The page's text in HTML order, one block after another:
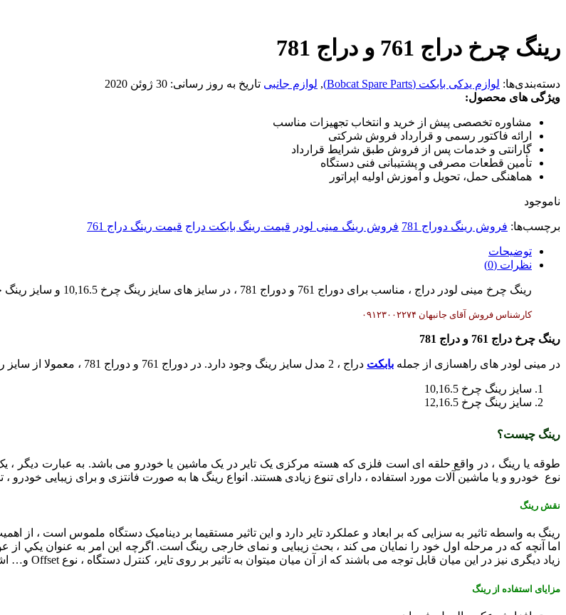
رینگ چرخ دراج 761 و دراج 781
دسته‌بندی‌ها: لوازم یدکی بابکت (Bobcat Spare Parts) , لوازم جانبی تاریخ به روز رسانی: 30 ژوئن 2020
ویژگی های محصول:
مشاوره تخصصی پیش از خرید و انتخاب تجهیزات مناسب
ارائه فاکتور رسمی و قرارداد فروش شرکتی
گارانتی و خدمات پس از فروش طبق شرایط قرارداد
تأمین قطعات مصرفی و پشتیبانی فنی دستگاه
هماهنگی حمل، تحویل و آموزش اولیه اپراتور
ناموجود
برچسب‌ها: فروش رینگ دوراج 781 فروش رینگ مینی لودر قیمت رینگ بابکت دراج قیمت رینگ دراج 761
توضیحات
نظرات (0)
رینگ چرخ مینی لودر دراج ، مناسب برای دوراج 761 و دوراج 781 ، در سایز های سایز رینگ چرخ 10,16.5 و سایز رینگ چرخ 12,16.5
کارشناس فروش آقای جانبهان ۰۹۱۲۳۰۰۲۲۷۴
رینگ چرخ دراج 761 و دراج 781
در مینی لودر های راهسازی از جمله بابکت دراج ، 2 مدل سایز رینگ وجود دارد. در دوراج 761 و دوراج 781 ، معمولا از سایز رینگ های زیر استفاده می شود :
سایز رینگ چرخ 10,16.5
سایز رینگ چرخ 12,16.5
رینگ چیست؟
طوقه یا رینگ ، در واقع حلقه ‌ای است فلزی که هسته مرکزی یک تایر در یک ماشین یا خودرو می باشد. به عبارت دیگر ،
نوع خودرو و یا ماشین آلات مورد استفاده ، دارای تنوع زیادی هستند. انواع رینگ ها به صورت فانتزی و برای زیبایی خودرو ،
نقش رینگ
رينگ به واسطه تاثير به سزايی که بر ابعاد و عملکرد تاير دارد و اين تاثير مستقيما بر ديناميک دستگاه ملموس است ، از
اما آنچه که در مرحله اول خود را نمايان می کند ، بحث زيبايی و نمای خارجی رينگ است. اگرچه اين امر به عنوان يکي
زياد ديگری نيز در اين ميان قابل توجه می باشند که از آن ميان ميتوان به تاثير بر روی تاير، کنترل دستگاه ، نوع Offset و… اشاره کرد.
مزایای استفاده از رینگ